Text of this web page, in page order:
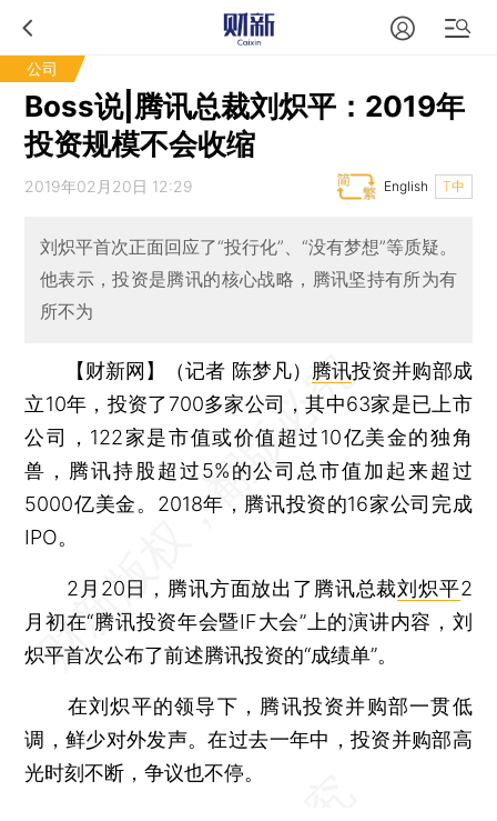
公司
Boss说|腾讯总裁刘炽平：2019年
投资规模不会收缩
2019年02月20日 12:29 T中
English
刘炽平首次正面回应了“投行化”、“没有梦想”等质疑。
他表示，投资是腾讯的核心战略，腾讯坚持有所为有
所不为
【财新网】（记者 陈梦凡） 腾讯投资并购部成
立10年，投资了700多家公司，其中63家是已上市
公司，122家是市值或价值超过10亿美金的独角
兽，腾讯持股超过5%的公司总市值加起来超过
5000亿美金。2018年，腾讯投资的16家公司完成
IPO。
2月20日，腾讯方面放出了腾讯总裁刘炽平2
月初在“腾讯投资年会暨IF大会”上的演讲内容，刘
炽平首次公布了前述腾讯投资的“成绩单”。
在刘炽平的领导下，腾讯投资并购部一贯低
调，鲜少对外发声。在过去一年中，投资并购部高
光时刻不断，争议也不停。